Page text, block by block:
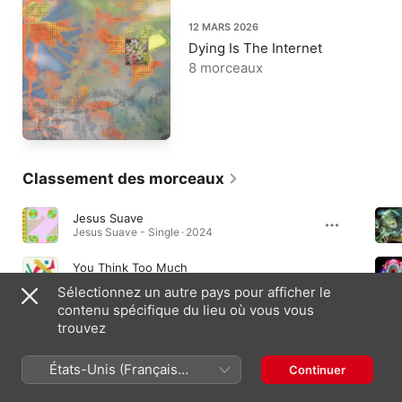
12 MARS 2026
Dying Is The Internet
8 morceaux
Classement des morceaux
Jesus Suave
Jesus Suave - Single · 2024
You Think Too Much
Pixelated
Pixelated - Single · 2026
Sélectionnez un autre pays pour afficher le
contenu spécifique du lieu où vous vous
trouvez
États-Unis (Français
France)
Continuer